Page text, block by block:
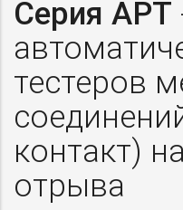
Серия APT
тестеров
контакт)
отрыва